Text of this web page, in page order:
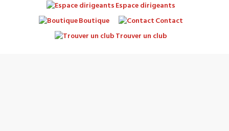
Espace dirigeants
Boutique
Contact
Trouver un club